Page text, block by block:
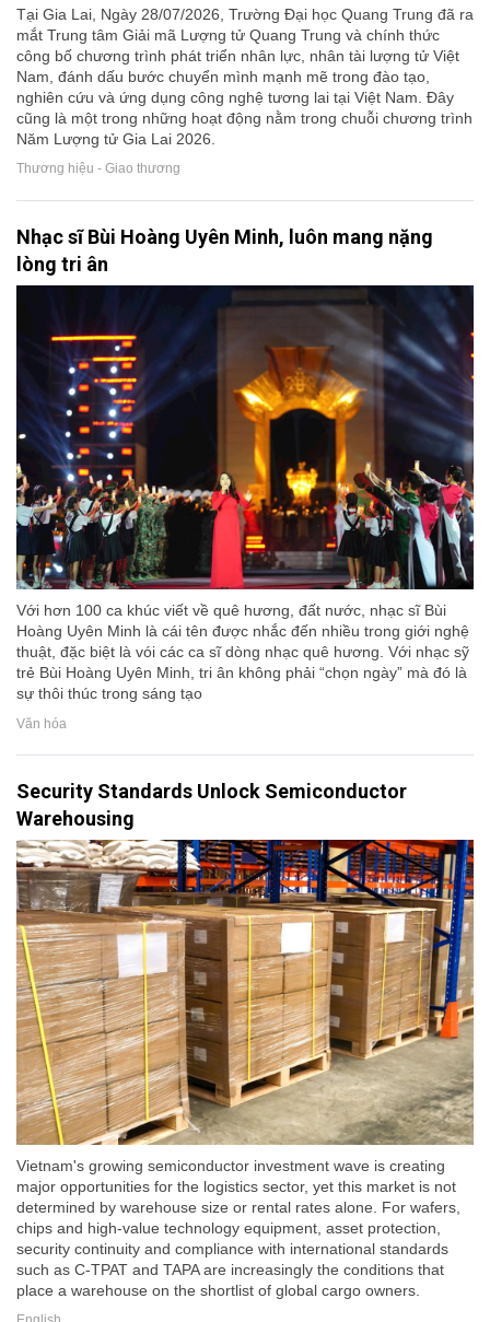
Tại Gia Lai, Ngày 28/07/2026, Trường Đại học Quang Trung đã ra
mắt Trung tâm Giải mã Lượng tử Quang Trung và chính thức
công bố chương trình phát triển nhân lực, nhân tài lượng tử Việt
Nam, đánh dấu bước chuyển mình mạnh mẽ trong đào tạo,
nghiên cứu và ứng dụng công nghệ tương lai tại Việt Nam. Đây
cũng là một trong những hoạt động nằm trong chuỗi chương trình
Năm Lượng tử Gia Lai 2026.
Thương hiệu - Giao thương
Nhạc sĩ Bùi Hoàng Uyên Minh, luôn mang nặng
lòng tri ân
Với hơn 100 ca khúc viết về quê hương, đất nước, nhạc sĩ Bùi
Hoàng Uyên Minh là cái tên được nhắc đến nhiều trong giới nghệ
thuật, đặc biệt là vói các ca sĩ dòng nhạc quê hương. Với nhạc sỹ
trẻ Bùi Hoàng Uyên Minh, tri ân không phải “chọn ngày” mà đó là
sự thôi thúc trong sáng tạo
Văn hóa
Security Standards Unlock Semiconductor
Warehousing
Vietnam's growing semiconductor investment wave is creating
major opportunities for the logistics sector, yet this market is not
determined by warehouse size or rental rates alone. For wafers,
chips and high-value technology equipment, asset protection,
security continuity and compliance with international standards
such as C-TPAT and TAPA are increasingly the conditions that
place a warehouse on the shortlist of global cargo owners.